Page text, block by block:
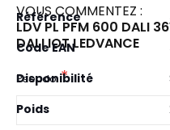
Plus
d’information
Référence
Code EAN
Disponibilité
Poids
VOUS COMMENTEZ :
LDV PL PFM 600 DALI
DALI IOT LEDVANCE
Pseudo